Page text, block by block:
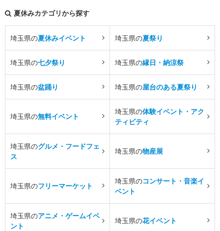
夏休みカテゴリから探す
埼玉県の夏休みイベント 埼玉県の夏祭り
埼玉県の七夕祭り 埼玉県の縁日・納涼祭
埼玉県の盆踊り 埼玉県の屋台のある夏祭り
埼玉県の無料イベント
埼玉県の体験イベント・アク
ティビティ
埼玉県のグルメ・フードフェ
ス
埼玉県の物産展
埼玉県のフリーマーケット
埼玉県のコンサート・音楽イ
ベント
埼玉県のアニメ・ゲームイベ
ント
埼玉県の花イベント